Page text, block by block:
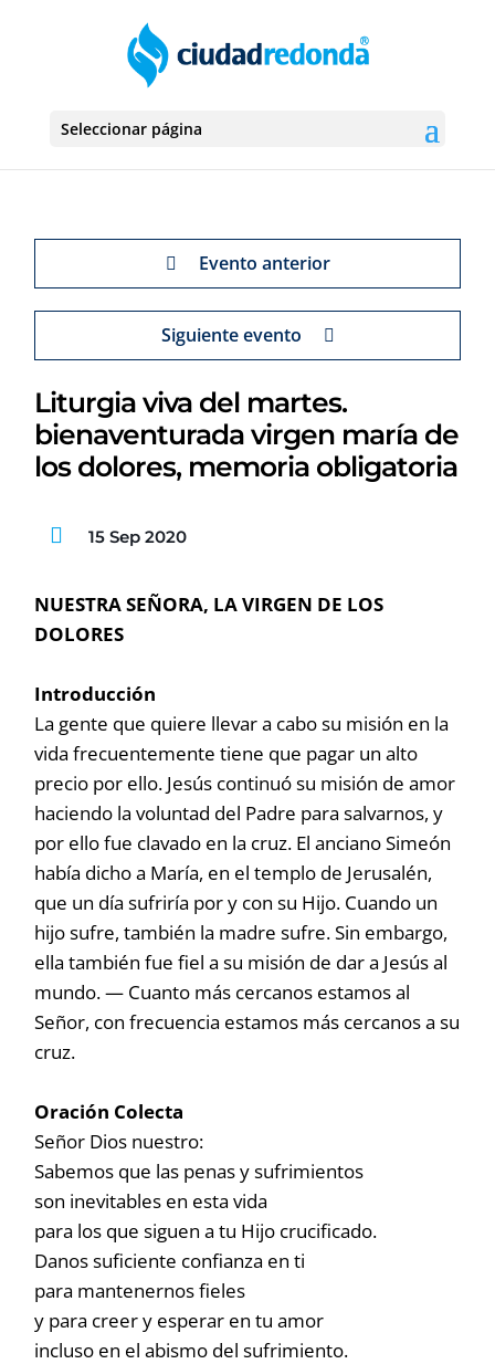
Seleccionar página
Evento anterior
Siguiente evento
Liturgia viva del martes.
bienaventurada virgen maría de
los dolores, memoria obligatoria
15 Sep 2020
NUESTRA SEÑORA, LA VIRGEN DE LOS
DOLORES
Introducción
La gente que quiere llevar a cabo su misión en la
vida frecuentemente tiene que pagar un alto
precio por ello. Jesús continuó su misión de amor
haciendo la voluntad del Padre para salvarnos, y
por ello fue clavado en la cruz. El anciano Simeón
había dicho a María, en el templo de Jerusalén,
que un día sufriría por y con su Hijo. Cuando un
hijo sufre, también la madre sufre. Sin embargo,
ella también fue fiel a su misión de dar a Jesús al
mundo. — Cuanto más cercanos estamos al
Señor, con frecuencia estamos más cercanos a su
cruz.
Oración Colecta
Señor Dios nuestro:
Sabemos que las penas y sufrimientos
son inevitables en esta vida
para los que siguen a tu Hijo crucificado.
Danos suficiente confianza en ti
para mantenernos fieles
y para creer y esperar en tu amor
incluso en el abismo del sufrimiento.